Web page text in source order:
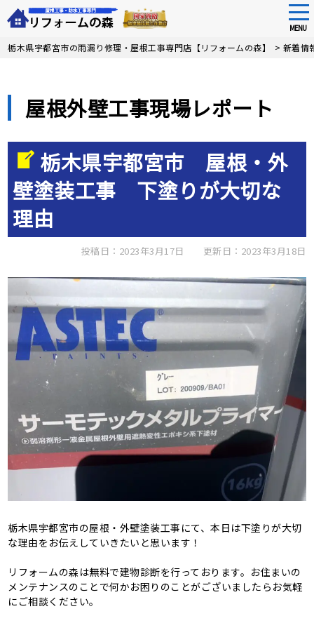
Skip
MENU
栃木県宇都宮市の雨漏り修理・屋根工事専門店【リフォームの森】 > 新着情
屋根外壁工事現場レポート
栃木県宇都宮市 屋根・外
壁塗装工事 下塗りが大切な
理由
投稿日：2023年3月17日 更新日：2023年3月18日
栃木県宇都宮市の屋根・外壁塗装工事にて、本日は下塗りが大切
な理由をお伝えしていきたいと思います！
リフォームの森は無料で建物診断を行っております。お住まいの
メンテナンスのことで何かお困りのことがございましたらお気軽
にご相談ください。